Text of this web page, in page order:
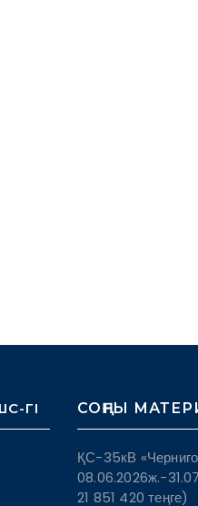
ГІ СОҢҒЫ
ҚС-35кВ
08.06.2026ж.-
21 851 420 теңге)